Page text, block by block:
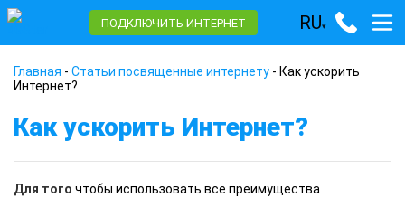
ПОДКЛЮЧИТЬ ИНТЕРНЕТ RU▾
Главная - Статьи посвященные интернету - Как ускорить
Интернет?
Как ускорить Интернет?
Для того чтобы использовать все преимущества